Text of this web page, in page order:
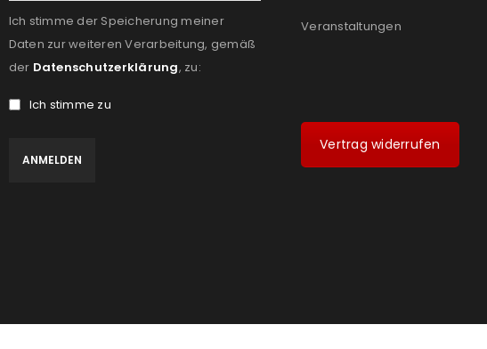
Ich stimme der Speicherung meiner
Daten zur weiteren Verarbeitung, gemäß
der Datenschutzerklärung, zu:
Ich stimme zu
Veranstaltungen
Vertrag widerrufen